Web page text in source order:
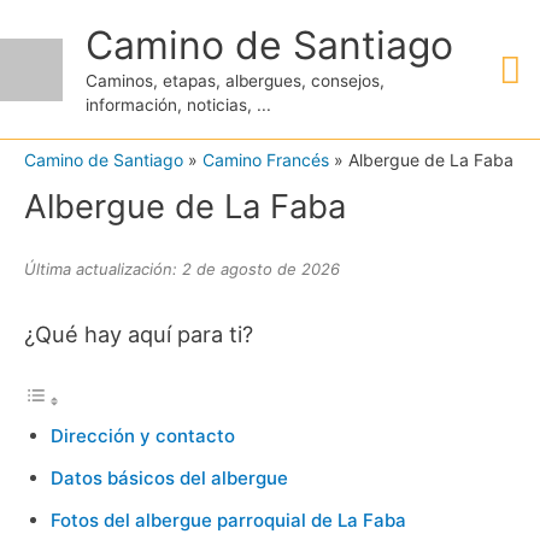
contenido
Camino de Santiago
Caminos, etapas, albergues, consejos,
información, noticias, ...
Camino de Santiago » Camino Francés » Albergue de La Faba
Albergue de La Faba
Última actualización: 2 de agosto de 2026
¿Qué hay aquí para ti?
Dirección y contacto
Datos básicos del albergue
Fotos del albergue parroquial de La Faba